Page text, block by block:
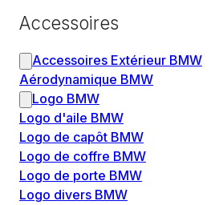
Accessoires
Accessoires Extérieur BMW
Aérodynamique BMW
Logo BMW
Logo d'aile BMW
Logo de capôt BMW
Logo de coffre BMW
Logo de porte BMW
Logo divers BMW